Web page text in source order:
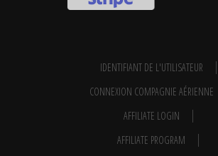
IDENTIFIANT DE L'UTILISATEUR
CONNEXION COMPAGNIE AÉRIENNE
AFFILIATE LOGIN
AFFILIATE PROGRAM